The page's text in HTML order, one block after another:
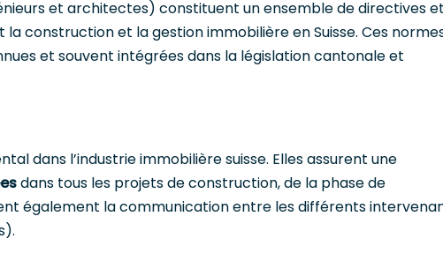
et architectes) constituent un ensemble de directives
construction et la gestion immobilière en Suisse. Ces
et souvent intégrées dans la législation cantonale et
dans l’industrie immobilière suisse. Elles assurent une
dans tous les projets de construction, de la phase de
également la communication entre les différents